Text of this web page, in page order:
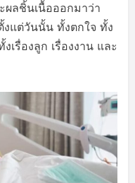
ผลชิ้นเนื้อออกมาว่า
งแต่วันนั้น ทั้งตกใจ ทั้ง
เรื่องลูก เรื่องงาน และ